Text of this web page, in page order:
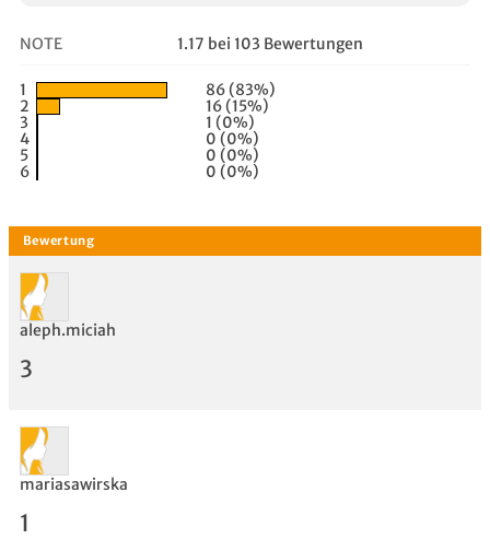
NOTE 1.17 bei 103 Bewertungen
1
86 (83%)
2
16 (15%)
3
1 (0%)
4
0 (0%)
5
0 (0%)
6
0 (0%)
aleph.miciah
3
mariasawirska
1